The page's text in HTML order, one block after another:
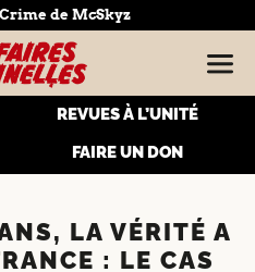
de McSkyz
REVUES À L’UNITÉ
FAIRE UN DON
LA VÉRITÉ A
: LE CAS